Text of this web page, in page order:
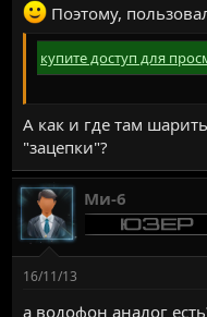
Поэтому,
купите доступ для
А как и где там
"зацепки"?
Ми-6
16/11/13
а водофон аналог